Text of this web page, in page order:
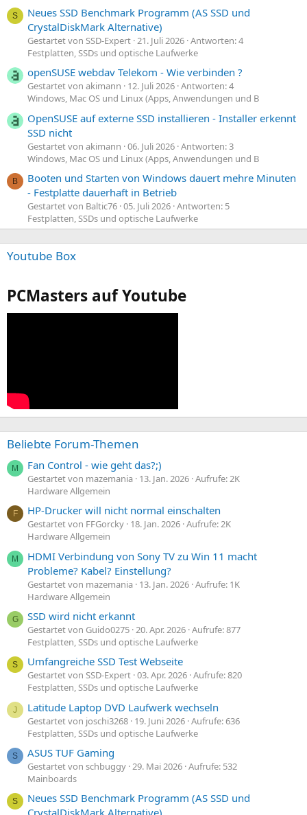
S
Neues SSD Benchmark Programm (AS SSD und
CrystalDiskMark Alternative)
Gestartet von SSD-Expert 21. Juli 2026 Antworten: 4
Festplatten, SSDs und optische Laufwerke
openSUSE webdav Telekom - Wie verbinden ?
Gestartet von akimann 12. Juli 2026 Antworten: 4
Windows, Mac OS und Linux (Apps, Anwendungen und B
OpenSUSE auf externe SSD installieren - Installer erkennt
SSD nicht
Gestartet von akimann 06. Juli 2026 Antworten: 3
Windows, Mac OS und Linux (Apps, Anwendungen und B
B
Booten und Starten von Windows dauert mehre Minuten
- Festplatte dauerhaft in Betrieb
Gestartet von Baltic76 05. Juli 2026 Antworten: 5
Festplatten, SSDs und optische Laufwerke
Youtube Box
PCMasters auf Youtube
Beliebte Forum-Themen
M Fan Control - wie geht das?;)
Gestartet von mazemania 13. Jan. 2026 Aufrufe: 2K
Hardware Allgemein
F HP-Drucker will nicht normal einschalten
Gestartet von FFGorcky 18. Jan. 2026 Aufrufe: 2K
Hardware Allgemein
M
HDMI Verbindung von Sony TV zu Win 11 macht
Probleme? Kabel? Einstellung?
Gestartet von mazemania 13. Jan. 2026 Aufrufe: 1K
Hardware Allgemein
G SSD wird nicht erkannt
Gestartet von Guido0275 20. Apr. 2026 Aufrufe: 877
Festplatten, SSDs und optische Laufwerke
S Umfangreiche SSD Test Webseite
Gestartet von SSD-Expert 03. Apr. 2026 Aufrufe: 820
Festplatten, SSDs und optische Laufwerke
J Latitude Laptop DVD Laufwerk wechseln
Gestartet von joschi3268 19. Juni 2026 Aufrufe: 636
Festplatten, SSDs und optische Laufwerke
S ASUS TUF Gaming
Gestartet von schbuggy 29. Mai 2026 Aufrufe: 532
Mainboards
S
Neues SSD Benchmark Programm (AS SSD und